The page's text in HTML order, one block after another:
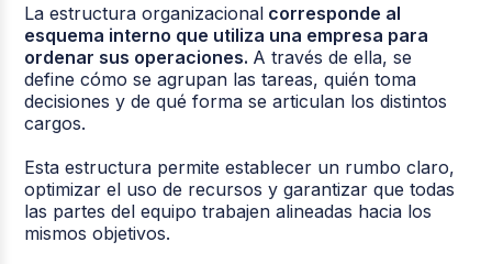
La estructura organizacional corresponde al
esquema interno que utiliza una empresa para
ordenar sus operaciones. A través de ella, se
define cómo se agrupan las tareas, quién toma
decisiones y de qué forma se articulan los distintos
cargos.
Esta estructura permite establecer un rumbo claro,
optimizar el uso de recursos y garantizar que todas
las partes del equipo trabajen alineadas hacia los
mismos objetivos.